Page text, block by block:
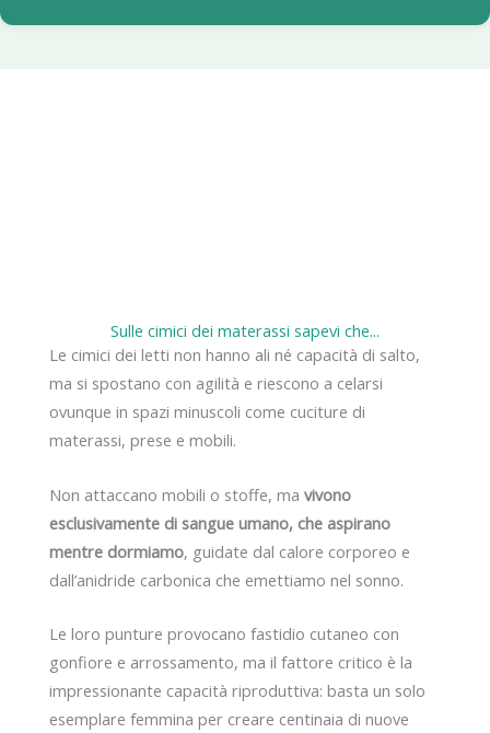
Sulle cimici dei materassi sapevi che...
Le cimici dei letti non hanno ali né capacità di salto,
ma si spostano con agilità e riescono a celarsi
ovunque in spazi minuscoli come cuciture di
materassi, prese e mobili.
Non attaccano mobili o stoffe, ma vivono
esclusivamente di sangue umano, che aspirano
mentre dormiamo, guidate dal calore corporeo e
dall’anidride carbonica che emettiamo nel sonno.
Le loro punture provocano fastidio cutaneo con
gonfiore e arrossamento, ma il fattore critico è la
impressionante capacità riproduttiva: basta un solo
esemplare femmina per creare centinaia di nuove